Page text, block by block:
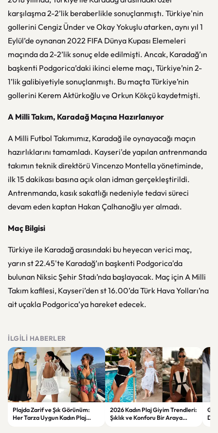
karşılaşma 2-2’lik beraberlikle sonuçlanmıştı. Türkiye'nin
gollerini Cengiz Ünder ve Okay Yokuşlu atarken, aynı yıl 1
Eylül’de oynanan 2022 FIFA Dünya Kupası Elemeleri
maçında da 2-2’lik sonuç elde edilmişti. Ancak, Karadağ’ın
başkenti Podgorica’daki ikinci eleme maçı, Türkiye’nin 2-
1’lik galibiyetiyle sonuçlanmıştı. Bu maçta Türkiye’nin
gollerini Kerem Aktürkoğlu ve Orkun Kökçü kaydetmişti.
A Milli Takım, Karadağ Maçına Hazırlanıyor
A Milli Futbol Takımımız, Karadağ ile oynayacağı maçın
hazırlıklarını tamamladı. Kayseri'de yapılan antrenmanda
takımın teknik direktörü Vincenzo Montella yönetiminde,
ilk 15 dakikası basına açık olan idman gerçekleştirildi.
Antrenmanda, kasık sakatlığı nedeniyle tedavi süreci
devam eden kaptan Hakan Çalhanoğlu yer almadı.
Maç Bilgisi
Türkiye ile Karadağ arasındaki bu heyecan verici maç,
yarın st 22.45'te Karadağ’ın başkenti Podgorica'da
bulunan Niksic Şehir Stadı’nda başlayacak. Maç için A Milli
Takım kafilesi, Kayseri’den st 16.00’da Türk Hava Yolları’na
ait uçakla Podgorica’ya hareket edecek.
İLGILI HABERLER
Plajda Zarif ve Şık Görünüm:
Her Tarza Uygun Kadın Plaj
2026 Kadın Plaj Giyim Trendleri:
Şıklık ve Konforu Bir Araya